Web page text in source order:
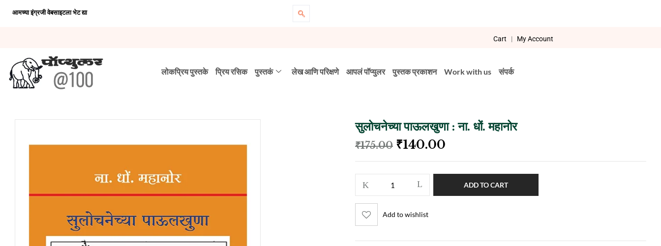
आमच्या इंग्रजी वेबसाइटला भेट द्या
Cart | My Account
लोकप्रिय पुस्तके प्रिय रसिक पुस्तकं लेख आणि परिक्षणे आपलं पॉप्युलर पुस्तक प्रकाशन Work with us संपर्क
सुलोचनेच्या पाऊलखुणा : ना. धों. महानोर
₹175.00 ₹140.00
ADD TO CART
Add to wishlist